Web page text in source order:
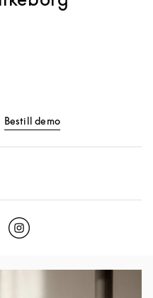
Tab
Bestill demo
Facebook
in New Tab
Click to open Instagram
Link Opens in New Tab